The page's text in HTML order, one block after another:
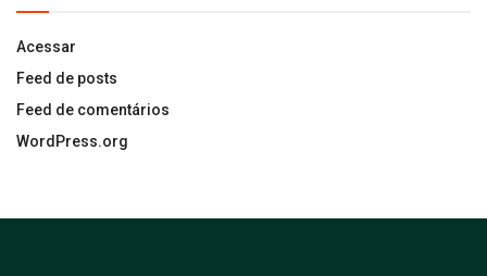
Acessar
Feed de posts
Feed de comentários
WordPress.org